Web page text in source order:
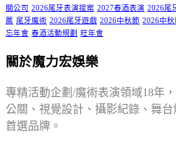
關公司 2026尾牙表演提案 2027春酒表演 2026尾
薦 尾牙魔術 2026尾牙遊戲 2026中秋節 2026中秋
忘年會 春酒活動規劃 旺年會
關於魔力宏娛樂
專精活動企劃/魔術表演領域18年
公關、視覺設計、攝影紀錄、舞
首選品牌。